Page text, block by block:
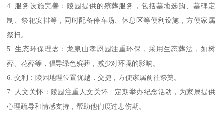
4. 服务设施完善：陵园提供的殡葬服务，包括墓地选购、墓碑定
制、祭祀安排等，同时配备停车场、休息区等便利设施，方便家属
祭扫。
5. 生态环保理念：龙泉山孝恩园注重环保，采用生态葬法，如树
葬、花葬等，倡导绿色殡葬，减少对环境的影响。
6. 交利：陵园地理位置优越，交捷，方便家属前往祭奠。
7. 人文关怀：陵园注重人文关怀，定期举办纪念活动，为家属提供
心理疏导和情感支持，帮助他们度过悲伤期。